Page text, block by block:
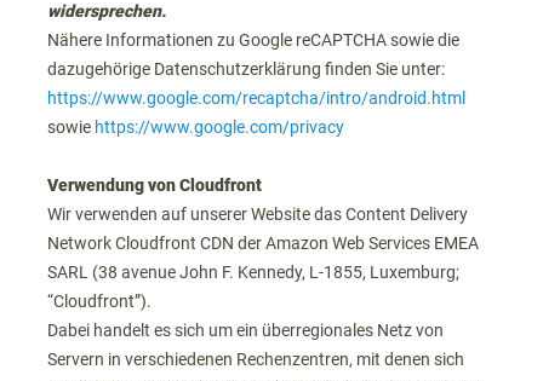
widersprechen.
Nähere Informationen zu Google reCAPTCHA sowie die
dazugehörige Datenschutzerklärung finden Sie unter:
https://www.google.com/recaptcha/intro/android.html
sowie https://www.google.com/privacy
Verwendung von Cloudfront
Wir verwenden auf unserer Website das Content Delivery
Network Cloudfront CDN der Amazon Web Services EMEA
SARL (38 avenue John F. Kennedy, L-1855, Luxemburg;
“Cloudfront”).
Dabei handelt es sich um ein überregionales Netz von
Servern in verschiedenen Rechenzentren, mit denen sich